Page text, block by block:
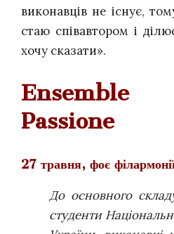
виконавців не існує,
стаю співавтором і
хочу сказати».
Ensemble
Passione
27 травня, фоє
До основного
студенти